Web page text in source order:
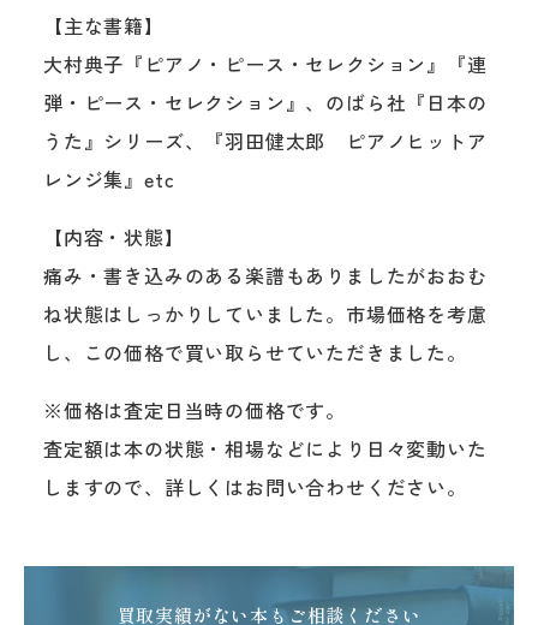
【主な書籍】
大村典子『ピアノ・ピース・セレクション』『連
弾・ピース・セレクション』、のばら社『日本の
うた』シリーズ、『羽田健太郎 ピアノヒットア
レンジ集』etc
【内容・状態】
痛み・書き込みのある楽譜もありましたがおおむ
ね状態はしっかりしていました。市場価格を考慮
し、この価格で買い取らせていただきました。
※価格は査定日当時の価格です。
査定額は本の状態・相場などにより日々変動いた
しますので、詳しくはお問い合わせください。
買取実績がない本もご相談ください